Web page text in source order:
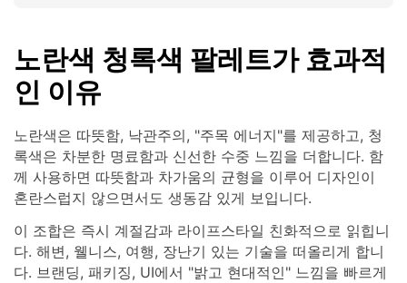
노란색 청록색 팔레트가 효과적
인 이유
노란색은 따뜻함, 낙관주의, "주목 에너지"를 제공하고, 청
록색은 차분한 명료함과 신선한 수중 느낌을 더합니다. 함
께 사용하면 따뜻함과 차가움의 균형을 이루어 디자인이
혼란스럽지 않으면서도 생동감 있게 보입니다.
이 조합은 즉시 계절감과 라이프스타일 친화적으로 읽힙니
다. 해변, 웰니스, 여행, 장난기 있는 기술을 떠올리게 합니
다. 브랜딩, 패키징, UI에서 "밝고 현대적인" 느낌을 빠르게